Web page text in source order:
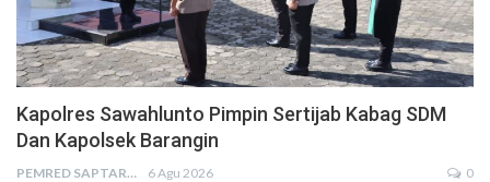
Kapolres Sawahlunto Pimpin Sertijab Kabag SDM
Dan Kapolsek Barangin
PEMRED SAPTARIUS 6 Agu 2026 0